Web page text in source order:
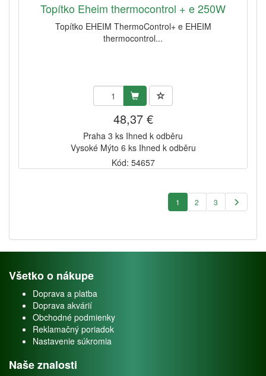
Topítko Eheim thermocontrol + e 250W
Topítko EHEIM ThermoControl+ e EHEIM
thermocontrol...
48,37 €
Praha 3 ks Ihned k odběru
Vysoké Mýto 6 ks Ihned k odběru
Kód: 54657
1 2 3
Všetko o nákupe
Doprava a platba
Doprava akvárií
Obchodné podmienky
Reklamačný poriadok
Nastavenie súkromia
Naše znalosti